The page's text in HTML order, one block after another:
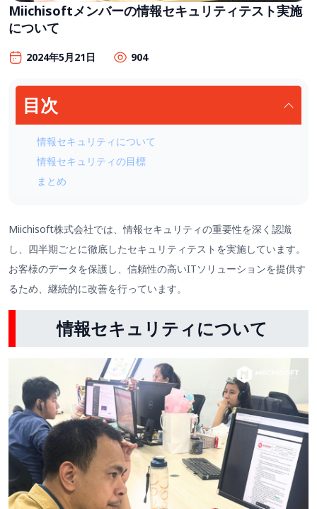
Miichisoftメンバーの情報セキュリティテスト実施
について
2024年5月21日 904
目次
情報セキュリティについて
情報セキュリティの目標
まとめ
Miichisoft株式会社では、情報セキュリティの重要性を深く認識
し、四半期ごとに徹底したセキュリティテストを実施しています。
お客様のデータを保護し、信頼性の高いITソリューションを提供す
るため、継続的に改善を行っています。
情報セキュリティについて